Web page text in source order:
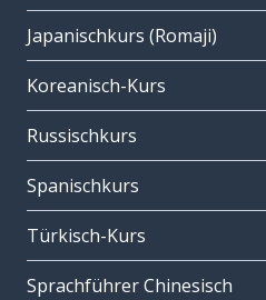
Japanischkurs (Romaji)
Koreanisch-Kurs
Russischkurs
Spanischkurs
Türkisch-Kurs
Sprachführer Chinesisch